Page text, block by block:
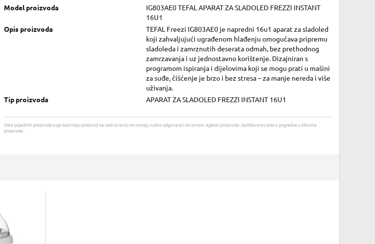
Model proizvoda
IG803AE0 TEFAL APARAT ZA SLADOLED FREZZI INSTANT
16U1
Opis proizvoda
TEFAL Freezi IG803AE0 je napredni 16u1 aparat za sladoled
koji zahvaljujući ugrađenom hlađenju omogućava pripremu
sladoleda i zamrznutih deserata odmah, bez prethodnog
zamrzavanja i uz jednostavno korištenje. Dizajniran s
programom ispiranja i dijelovima koji se mogu prati u mašini
za suđe, čišćenje je brzo i bez stresa – za manje nereda i više
uživanja.
Tip proizvoda
APARAT ZA SLADOLED FREZZI INSTANT 16U1
Slike pojedinih proizvoda koje ilustriraju proizvod na web stranici ne moraju nužno odgovarati stvarnom izgledu proizvoda. Zadržavamo pravo pogreške u slikama
proizvoda.